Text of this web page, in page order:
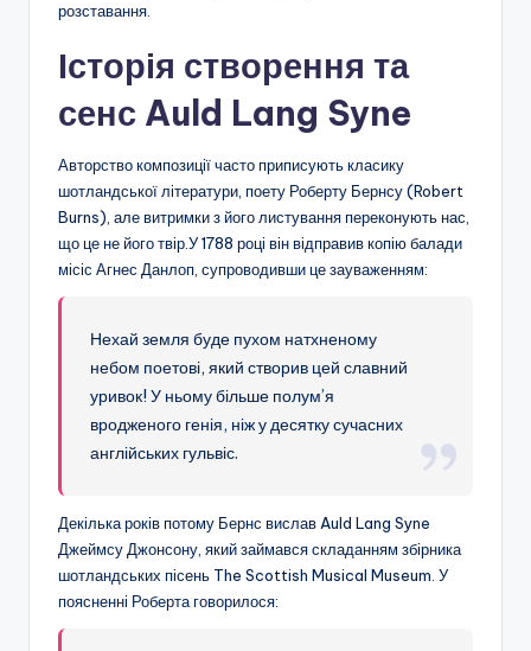
розставання.
Історія створення та
сенс Auld Lang Syne
Авторство композиції часто приписують класику
шотландської літератури, поету Роберту Бернсу (Robert
Burns), але витримки з його листування переконують нас,
що це не його твір.У 1788 році він відправив копію балади
місіс Агнес Данлоп, супроводивши це зауваженням:
Нехай земля буде пухом натхненому
небом поетові, який створив цей славний
уривок! У ньому більше полум’я
вродженого генія, ніж у десятку сучасних
англійських гульвіс.
Декілька років потому Бернс вислав Auld Lang Syne
Джеймсу Джонсону, який займався складанням збірника
шотландських пісень The Scottish Musical Museum. У
поясненні Роберта говорилося: